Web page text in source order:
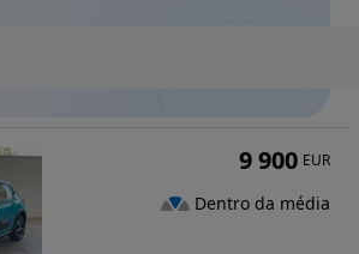
9 900 EUR
Dentro da média